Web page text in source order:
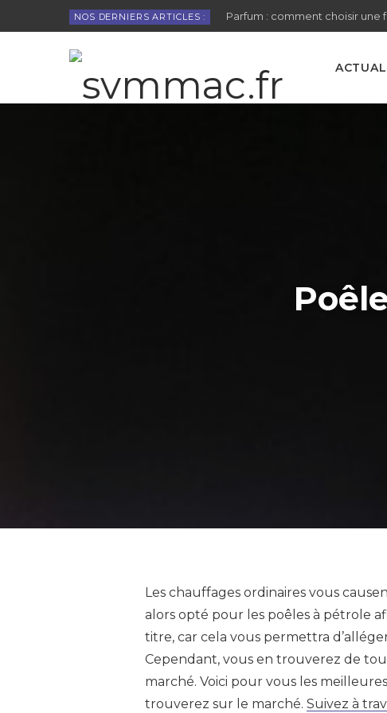
NOS DERNIERS ARTICLES : Parfum : comment choisir une
Les chauffages ordinaires vous
alors opté pour les poêles à pétrole
titre, car cela vous permettra
Cependant, vous en trouverez de
marché. Voici pour vous les
trouverez sur le marché. Suivez à